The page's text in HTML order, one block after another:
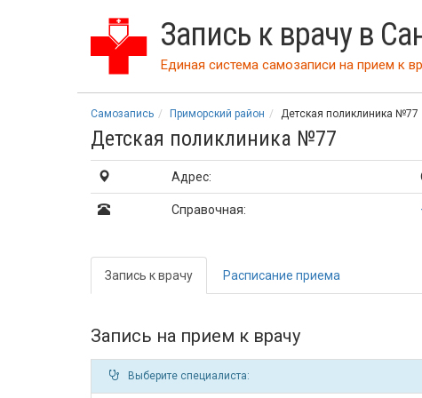
Запись к врачу в
Единая система самозаписи на прием к
Самозапись Приморский район Детская поликлиника №77
Детская поликлиника №77
Адрес:
Справочная:
Запись к врачу Расписание приема
Запись на прием к врачу
Выберите специалиста: